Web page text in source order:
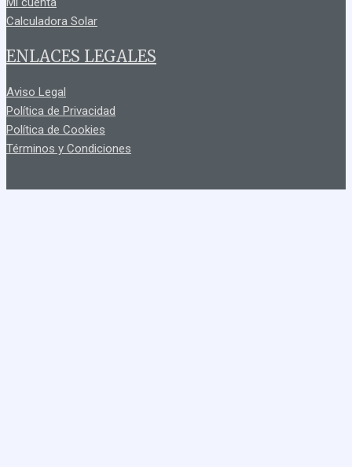
Calculadora Solar
ENLACES LEGALES
Aviso Legal
Política de Privacidad
Política de Cookies
Términos y Condiciones